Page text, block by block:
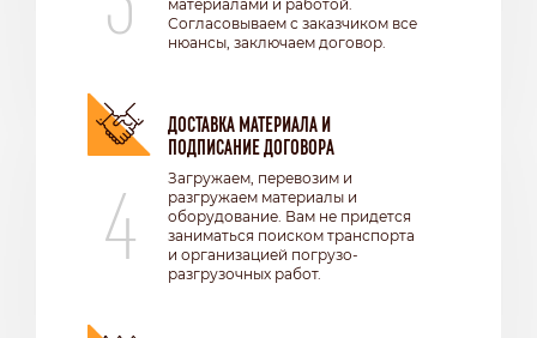
материалами и работой.
Согласовываем с заказчиком все
нюансы, заключаем договор.
4
ДОСТАВКА МАТЕРИАЛА И
ПОДПИСАНИЕ ДОГОВОРА
Загружаем, перевозим и
разгружаем материалы и
оборудование. Вам не придется
заниматься поиском транспорта
и организацией погрузо-
разгрузочных работ.